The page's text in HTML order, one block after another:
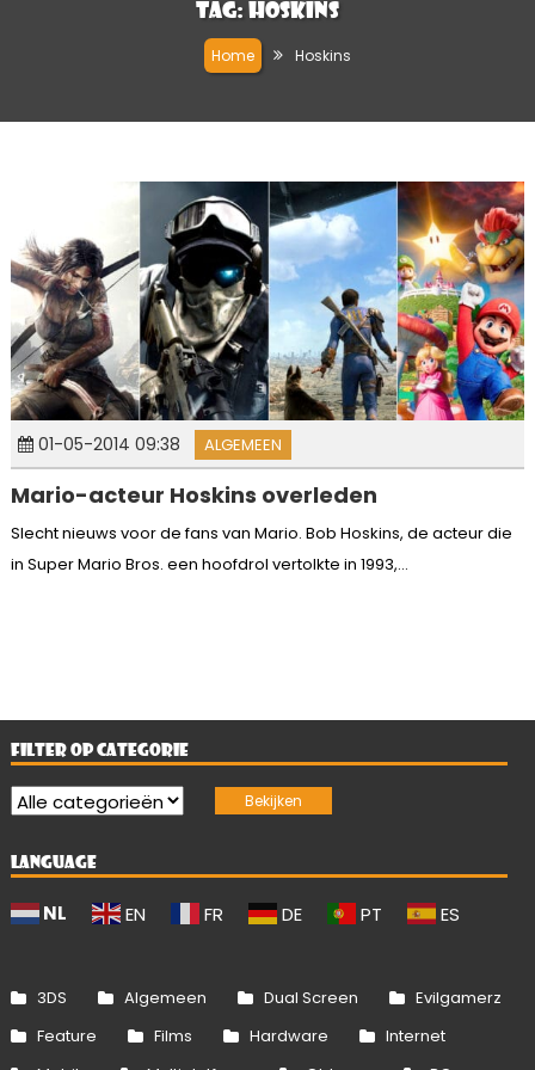
Tag: Hoskins
Home Hoskins
01-05-2014 09:38 ALGEMEEN
Mario-acteur Hoskins overleden
Slecht nieuws voor de fans van Mario. Bob Hoskins, de acteur die
in Super Mario Bros. een hoofdrol vertolkte in 1993,...
FILTER OP CATEGORIE
LANGUAGE
NL EN FR DE PT ES
3DS Algemeen Dual Screen
Evilgamerz
Feature
Films Hardware
Internet